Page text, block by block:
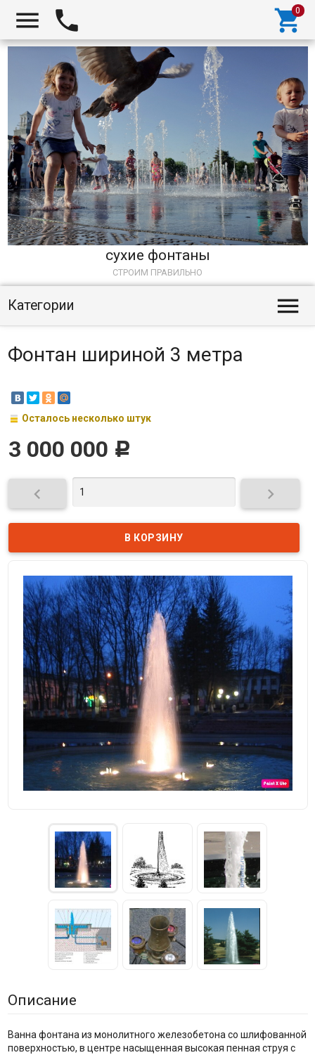
  
сухие фонтаны
СТРОИМ ПРАВИЛЬНО
Категории 
Фонтан шириной 3 метра
Осталось несколько штук
3 000 000 Р
 
Описание
Ванна фонтана из монолитного железобетона со шлифованной
поверхностью, в центре насыщенная высокая пенная струя с